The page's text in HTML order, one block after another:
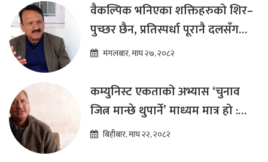
वैकल्पिक भनिएका शक्तिहरुको शिर–
पुच्छर छैन, प्रतिस्पर्धा पूरानै दलसँग
हुन्छ : डा.प्रकाश शरण महत
मंगलबार, माघ २७, २०८२
कम्युनिस्ट एकताको अभ्यास ‘चुनाव
जित्न मान्छे थुपार्ने’ माध्यम मात्र हो :
विप्लव
बिहीबार, माघ २२, २०८२